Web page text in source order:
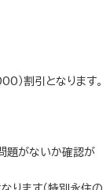
）割引となります。
題がないか確認が